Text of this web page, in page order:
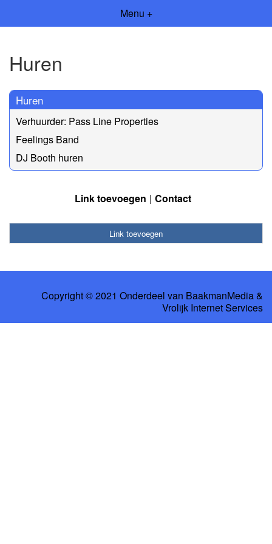
Menu +
Huren
Huren
Verhuurder: Pass Line Properties
Feelings Band
DJ Booth huren
Link toevoegen Contact
Link toevoegen
Copyright © 2021 Onderdeel van BaakmanMedia&
Vrolijk Internet Services